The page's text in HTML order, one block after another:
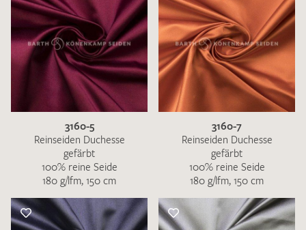
3160-5
Reinseiden Duchesse
gefärbt
100% reine Seide
180 g/lfm, 150 cm
3160-7
Reinseiden Duchesse
gefärbt
100% reine Seide
180 g/lfm, 150 cm